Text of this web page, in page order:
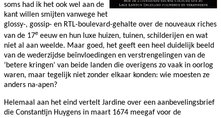
soms had ik het ook wel aan de
kant willen smijten vanwege het
glossy-, gossip- en RTL-boulevard-gehalte over de nouveaux riches
van de 17e eeuw en hun luxe huizen, tuinen, schilderijen en wat
niet al aan weelde. Maar goed, het geeft een heel duidelijk beeld
van de wederzijdse beïnvloedingen en verstrengelingen van de
‘betere kringen’ van beide landen die overigens zo vaak in oorlog
waren, maar tegelijk niet zonder elkaar konden: wie moesten ze
anders na-apen?
Helemaal aan het eind vertelt Jardine over een aanbevelingsbrief
die Constantijn Huygens in maart 1674 meegaf voor de